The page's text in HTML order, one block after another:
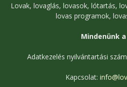
Lovak, lovaglás, lovasok, lótartás,
lovas programok,
Mindenünk
Adatkezelés nyilvántartási
Kapcsolat: